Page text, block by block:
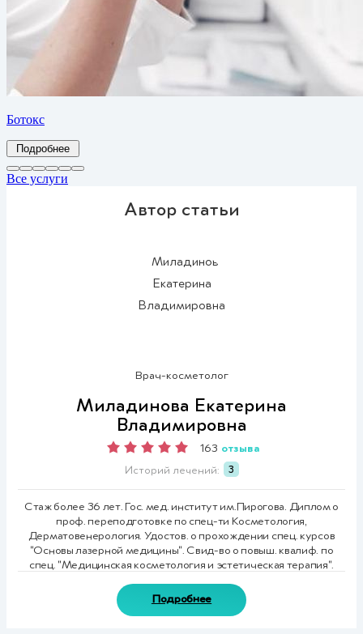
Ботокс
Подробнее
Все услуги
Автор статьи
Врач-косметолог
Миладинова Екатерина
Владимировна
163 отзыва
Историй лечений: 3
Стаж более 36 лет. Гос. мед. институт им.Пирогова. Диплом о
проф. переподготовке по спец-ти Косметология,
Дерматовенерология. Удостов. о прохождении спец. курсов
"Основы лазерной медицины". Свид-во о повыш. квалиф. по
спец. "Медицинская косметология и эстетическая терапия".
Подробнее